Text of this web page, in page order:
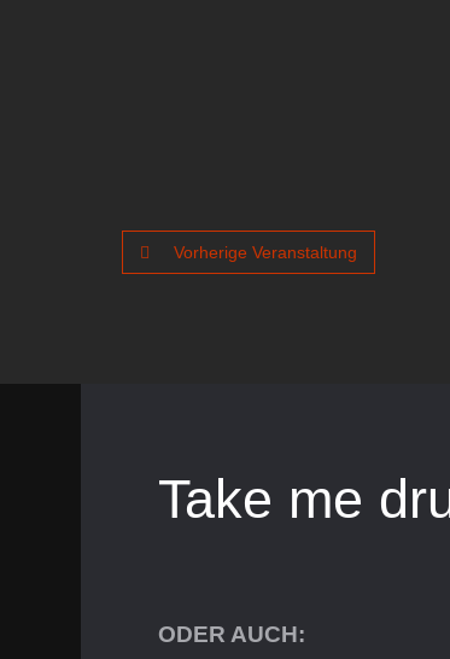
Vorherige Veranstaltung
Take me
ODER AUCH: